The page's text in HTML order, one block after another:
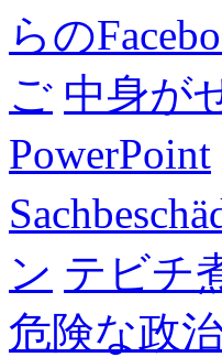
らの
ご 中身が
PowerPoint
ン テビチ
危険な政